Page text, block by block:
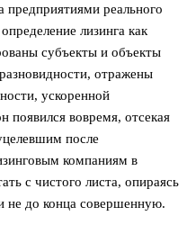
реального
лизинга как
субъекты и объекты
отражены
ускоренной
появился вовремя, отсекая
после
компаниям в
с чистого листа, опираясь
не до конца совершенную.